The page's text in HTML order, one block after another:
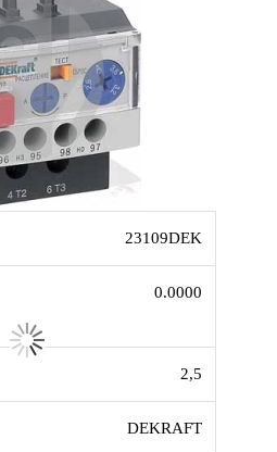
23109DEK
0.0000
2,5
DEKRAFT